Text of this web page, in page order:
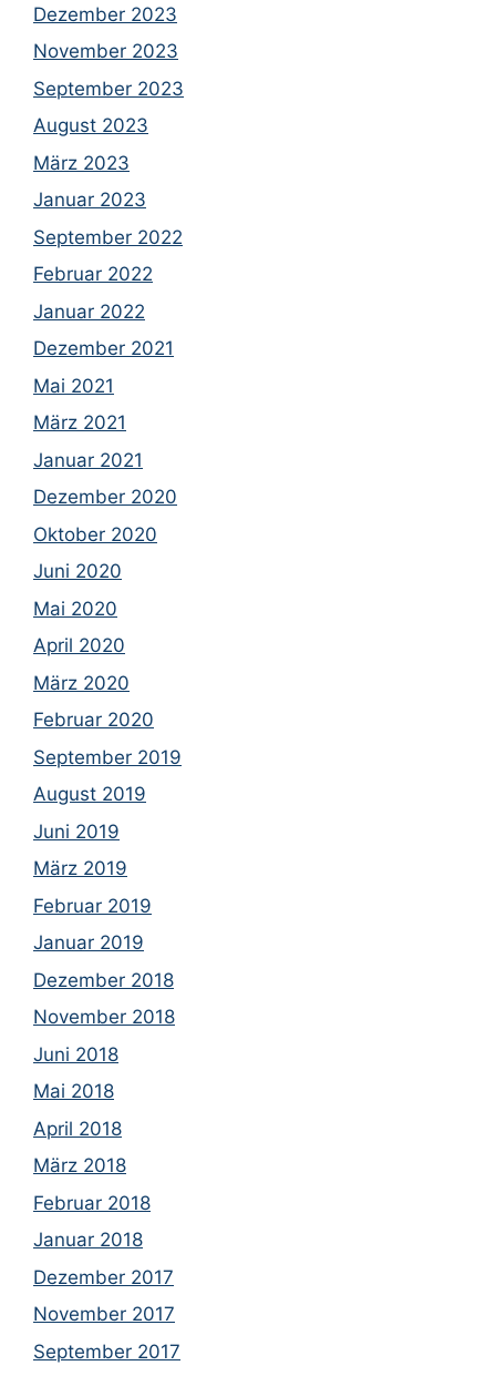
Dezember 2023
November 2023
September 2023
August 2023
März 2023
Januar 2023
September 2022
Februar 2022
Januar 2022
Dezember 2021
Mai 2021
März 2021
Januar 2021
Dezember 2020
Oktober 2020
Juni 2020
Mai 2020
April 2020
März 2020
Februar 2020
September 2019
August 2019
Juni 2019
März 2019
Februar 2019
Januar 2019
Dezember 2018
November 2018
Juni 2018
Mai 2018
April 2018
März 2018
Februar 2018
Januar 2018
Dezember 2017
November 2017
September 2017